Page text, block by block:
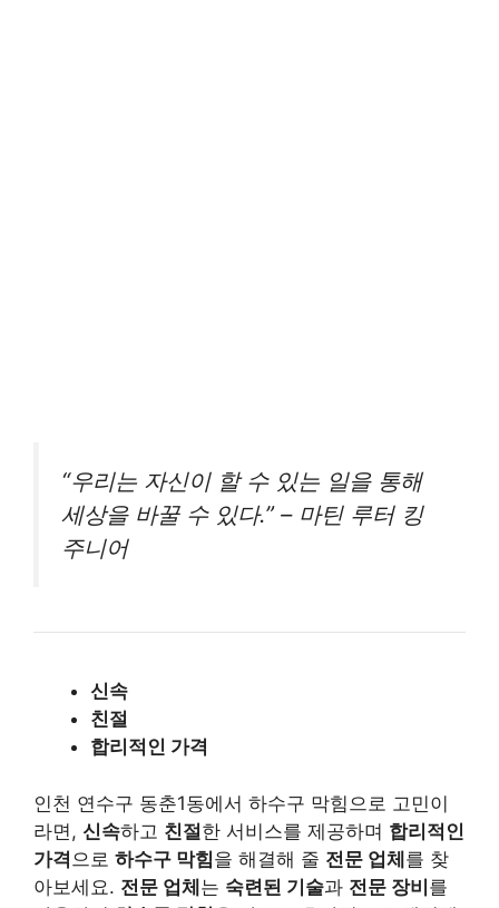
“우리는 자신이 할 수 있는 일을 통해
세상을 바꿀 수 있다.” – 마틴 루터 킹
주니어
신속
친절
합리적인 가격
인천 연수구 동춘1동에서 하수구 막힘으로 고민이
라면, 신속하고 친절한 서비스를 제공하며 합리적인
가격 으로 하수구 막힘을 해결해 줄 전문 업체를 찾
아보세요. 전문 업체는 숙련된 기술과 전문 장비를